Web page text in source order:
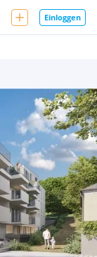
Einloggen